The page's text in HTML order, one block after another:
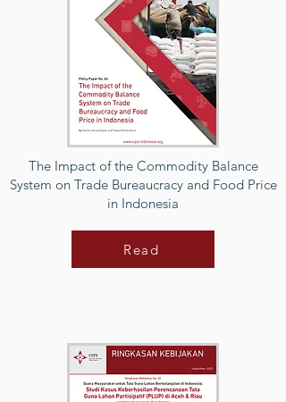
The Impact of the Commodity Balance
System on Trade Bureaucracy and Food Price
in Indonesia
Read